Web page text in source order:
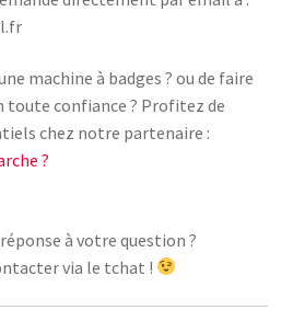
machine à badges ? ou de faire
toute confiance ? Profitez de
chez notre partenaire :
?
à votre question ?
via le tchat !